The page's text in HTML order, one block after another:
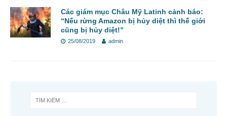
Các giám mục Châu Mỹ Latinh cảnh báo:
“Nếu rừng Amazon bị hủy diệt thì thế giới
cũng bị hủy diệt!”
25/08/2019 admin